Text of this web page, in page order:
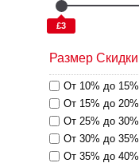
£3
Размер Скидки
От 10% до 15%
От 15% до 20%
От 25% до 30%
От 30% до 35%
От 35% до 40%